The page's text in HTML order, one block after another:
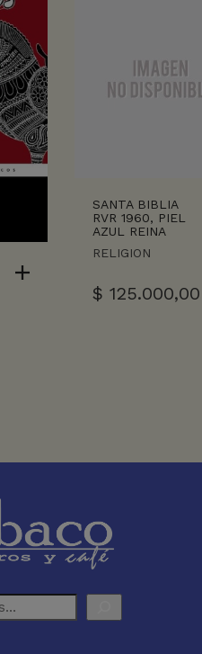
SANTA BIBLIA
RVR 1960, PIEL
AZUL REINA
RELIGION
$ 125.000,00